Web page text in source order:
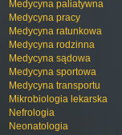
Medycyna paliatywna
Medycyna pracy
Medycyna ratunkowa
Medycyna rodzinna
Medycyna sądowa
Medycyna sportowa
Medycyna transportu
Mikrobiologia lekarska
Nefrologia
Neonatologia